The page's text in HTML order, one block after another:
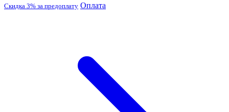
Скидка 3% за предоплату Оплата